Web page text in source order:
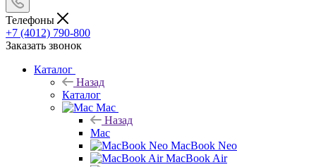
Телефоны
+7 (4012) 790-800
Заказать звонок
Каталог
Назад
Каталог
Mac
Назад
Mac
MacBook Neo
MacBook Air